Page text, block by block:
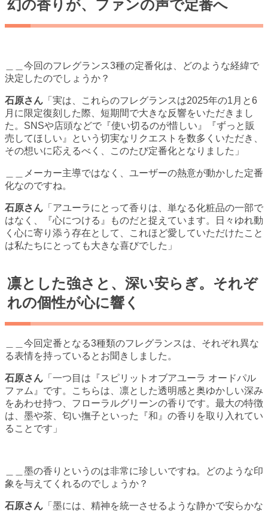
幻の香りが、ファンの声で定番へ
＿＿今回のフレグランス3種の定番化は、どのような経緯で
決定したのでしょうか？
石原さん 「実は、これらのフレグランスは2025年の1月と6
月に限定復刻した際、短期間で大きな反響をいただきまし
た。SNSや店頭などで『使い切るのが惜しい』『ずっと販
売してほしい』という切実なリクエストを数多くいただき、
その想いに応えるべく、このたび定番化となりました」
＿＿メーカー主導ではなく、ユーザーの熱意が動かした定番
化なのですね。
石原さん 「アユーラにとって香りは、単なる化粧品の一部で
はなく、『心につける』ものだと捉えています。日々ゆれ動
く心に寄り添う存在として、これほど愛していただけたこと
は私たちにとっても大きな喜びでした」
凛とした強さと、深い安らぎ。それぞ
れの個性が心に響く
＿＿今回定番となる3種類のフレグランスは、それぞれ異な
る表情を持っているとお聞きしました。
石原さん 「一つ目は『スピリットオブアユーラ オードパル
ファム』です。こちらは、凛とした透明感と奥ゆかしい深み
をあわせ持つ、フローラルグリーンの香りです。最大の特徴
は、墨や茶、匂い撫子といった『和』の香りを取り入れてい
ることです」
＿＿墨の香りというのは非常に珍しいですね。どのような印
象を与えてくれるのでしょうか？
石原さん 「墨には、精神を統一させるような静かで安らかな